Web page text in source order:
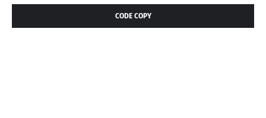
CODE COPY